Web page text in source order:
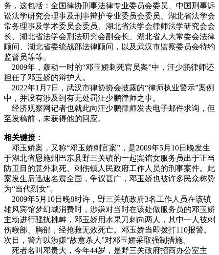
务，这包括：全国律协刑事法律专业委员会委员、中国刑事诉
讼法学研究会理事及刑事辩护专业委员会委员、湖北省法学会
常务理事及学术委员会委员、湖北省法学会律师法学研究会会
长、湖北省法学会刑法研究会副会长、湖北省人大常委会法律
顾问、湖北省委统战部法律顾问，以及武汉市监察委员会特约
监督员等等。
2009年，轰动一时的“邓玉娇刺死官员案”中，汪少鹏律师还
担任了邓玉娇的辩护人。
2022年1月7日，武汉市律协协会披露的“律师执业警示”案例
中，并没有涉及到有无处罚汪少鹏律师之事。
经济观察网记者也就此向汪少鹏律师发去电子邮件求询，但
至发稿前，未获得他的回应。
相关键接：
邓玉娇案，又称“邓玉娇刺官案”，是2009年5月10日晚发生
于湖北省恩施州巴东县野三关镇的一起宾馆女服务员出于正当
防卫目的意外刺死、刺伤镇人民政府工作人员的刑事案件。此
案发生后迅速名震全国，争议甚广，邓玉娇也被许多民众称赞
为“当代烈女”。
2009年5月10日晚8时许，野三关镇政府3名工作人员在该镇
雄风宾馆梦幻城消费时，涉嫌对当时在该处做服务员的邓玉娇
主动进行骚扰挑衅，邓玉娇用水果刀刺向两人，其中一人被刺
伤喉部、胸部，经抢救无效死亡。邓玉娇当即拨打110报警。
次日，警方以涉嫌“故意杀人”对邓玉娇采取强制措施。
死者名叫邓贵大，今年44岁，是野三关政府招商办公室主